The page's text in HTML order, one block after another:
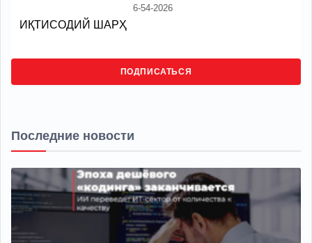
6-54-2026
ИҚТИСОДИЙ ШАРҲ
ПОДПИСАТЬСЯ
Последние новости